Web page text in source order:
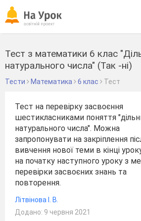
Тест з математики 6 клас
натурального числа" (Так -ні)
Тести Математика 6 клас Тест
Тест на перевірку засвоєння
шестикласниками поняття
натурального числа". Можна
запропонувати на закріплення
вивчення нової теми в кінці
на початку наступного уроку з
перевірки засвоєних знань та
повторення.
Літвінова І. В.
Додано: 9 червня 2021